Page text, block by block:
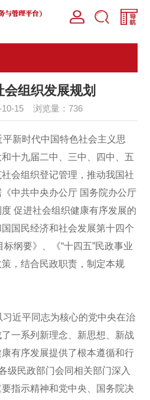
会组织发展规划
10-15 浏览量： 736
新时代中国特色社会主义思
十九届二中、三中、四中、五
会组织登记管理，推动我国社
中共中央办公厅 国务院办公厅
促进社会组织健康有序发展的
国民经济和社会发展第十四个
纲要》、《“十四五”民政事业
，结合民政职责，制定本规
近平同志为核心的党中央在治
一系列新理念、新思想、新战
有序发展提供了根本遵循和行
级民政部门会同相关部门深入
指示精神和党中央、国务院决